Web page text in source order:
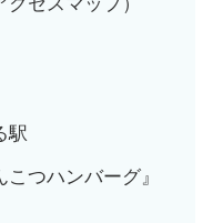
駅
つハンバーグ』